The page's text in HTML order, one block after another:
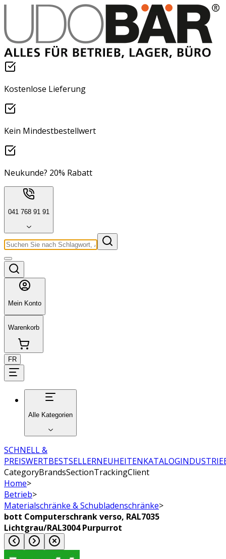
Kostenlose Lieferung
Kein Mindestbestellwert
Neukunde? 20% Rabatt
041 768 91 91
Mein Konto
Warenkorb
FR
Alle Kategorien
SCHNELL &
PREISWERTBESTSELLERNEUHEITENKATALOG
CategoryBrandsSectionTrackingClient
Home>
Betrieb>
Materialschränke & Schubladenschränke>
bott Computerschrank verso, RAL7035
Lichtgrau/RAL3004 Purpurrot